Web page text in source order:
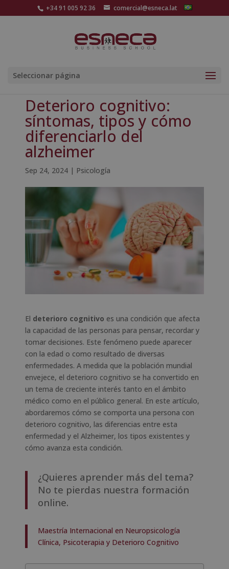
+34 91 005 92 36 comercial@esneca.lat
Seleccionar página
Deterioro cognitivo:
síntomas, tipos y cómo
diferenciarlo del
alzheimer
Sep 24, 2024| Psicología
El deterioro cognitivo es una condición que afecta
la capacidad de las personas para pensar, recordar y
tomar decisiones. Este fenómeno puede aparecer
con la edad o como resultado de diversas
enfermedades. A medida que la población mundial
envejece, el deterioro cognitivo se ha convertido en
un tema de creciente interés tanto en el ámbito
médico como en el público general. En este artículo,
abordaremos cómo se comporta una persona con
deterioro cognitivo, las diferencias entre esta
enfermedad y el Alzheimer, los tipos existentes y
cómo avanza esta condición.
¿Quieres aprender más del tema?
No te pierdas nuestra formación
online.
Maestría Internacional en Neuropsicología
Clínica, Psicoterapia y Deterioro Cognitivo